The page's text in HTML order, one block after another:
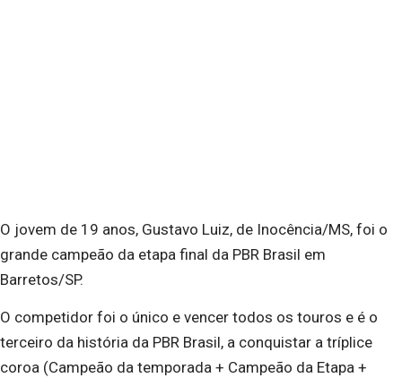
O jovem de 19 anos, Gustavo Luiz, de Inocência/MS, foi o
grande campeão da etapa final da PBR Brasil em
Barretos/SP.
O competidor foi o único e vencer todos os touros e é o
terceiro da história da PBR Brasil, a conquistar a tríplice
coroa (Campeão da temporada + Campeão da Etapa +